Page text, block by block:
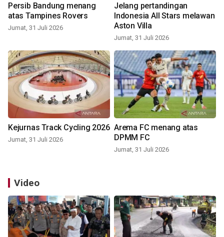
Persib Bandung menang
atas Tampines Rovers
Jumat, 31 Juli 2026
Jelang pertandingan
Indonesia All Stars melawan
Aston Villa
Jumat, 31 Juli 2026
Kejurnas Track Cycling 2026
Jumat, 31 Juli 2026
Arema FC menang atas
DPMM FC
Jumat, 31 Juli 2026
Video